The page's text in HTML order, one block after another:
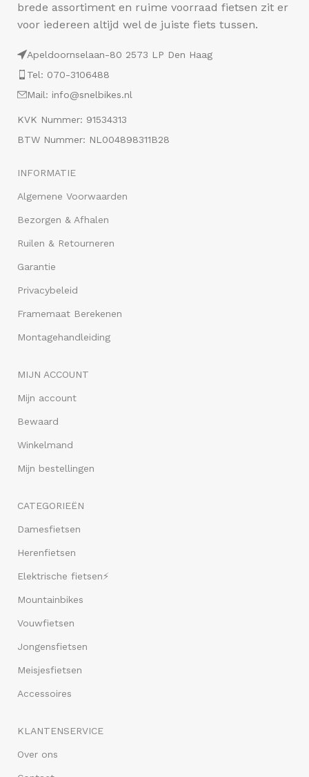
brede assortiment en ruime voorraad fietsen zit er
voor iedereen altijd wel de juiste fiets tussen.
Apeldoornselaan-80 2573 LP Den Haag
Tel: 070-3106488
Mail: info@snelbikes.nl
KVK Nummer: 91534313
BTW Nummer: NL004898311B28
INFORMATIE
Algemene Voorwaarden
Bezorgen & Afhalen
Ruilen & Retourneren
Garantie
Privacybeleid
Framemaat Berekenen
Montagehandleiding
MIJN ACCOUNT
Mijn account
Bewaard
Winkelmand
Mijn bestellingen
CATEGORIEËN
Damesfietsen
Herenfietsen
Elektrische fietsen⚡
Mountainbikes
Vouwfietsen
Jongensfietsen
Meisjesfietsen
Accessoires
KLANTENSERVICE
Over ons